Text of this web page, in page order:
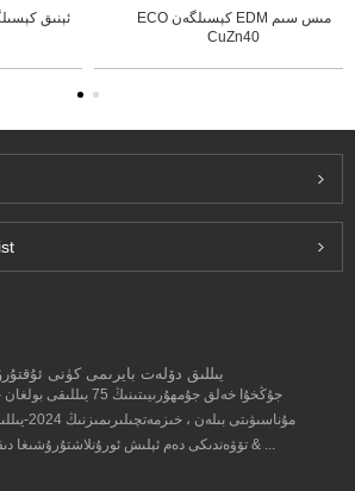
ئېنىق
ECO كېسىلگەن EDM مىس سىم
CuZn40
2024-يىللىق دۆلەت بايرىمى كۈنى
جۇڭخۇا خەلق
تۆۋەندىكى دەم ئېلىش ئورۇنلاشتۇرۇشىغا دىققەت قىلىڭ. سېتىش & ...